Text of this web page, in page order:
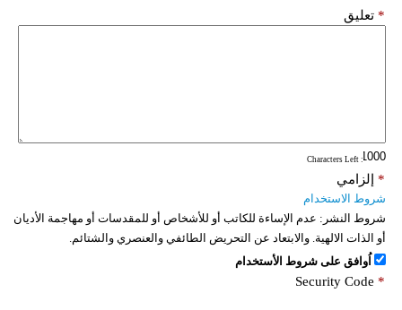
تعليق *
: Characters Left
إلزامي *
شروط الاستخدام
شروط النشر: عدم الإساءة للكاتب أو للأشخاص أو للمقدسات أو مهاجمة الأديان
أو الذات الالهية. والابتعاد عن التحريض الطائفي والعنصري والشتائم.
اُوافق على شروط الأستخدام
Security Code *